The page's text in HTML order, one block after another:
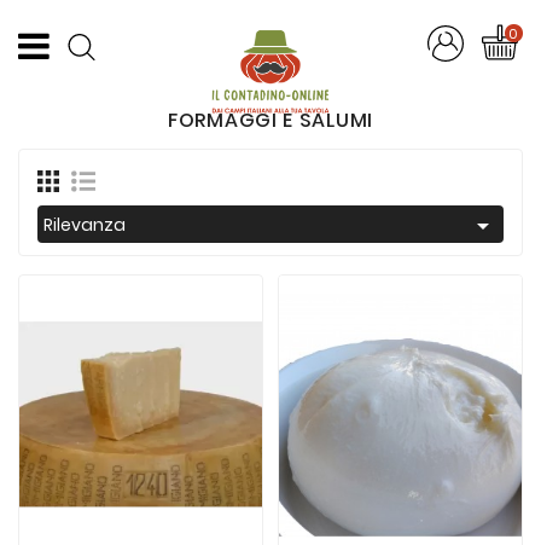
Frutta
Verdura
Succhi
Di
Frutta
Pasta
0
FORMAGGI E SALUMI
Rilevanza 